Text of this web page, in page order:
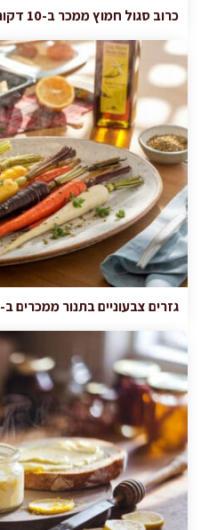
כרוב סגול חמוץ ממכר ב-10 דקות, בלי בישול בכלל
גזרים צבעוניים בתנור ממכרים ב-40 דקות, בלי בישול מוקדם